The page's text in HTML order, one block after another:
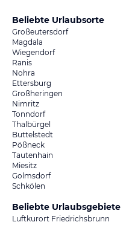
Beliebte Urlaubsorte
Großeutersdorf
Magdala
Wiegendorf
Ranis
Nohra
Ettersburg
Großheringen
Nimritz
Tonndorf
Thalbürgel
Buttelstedt
Pößneck
Tautenhain
Miesitz
Golmsdorf
Schkölen
Beliebte Urlaubsgebiete
Luftkurort Friedrichsbrunn